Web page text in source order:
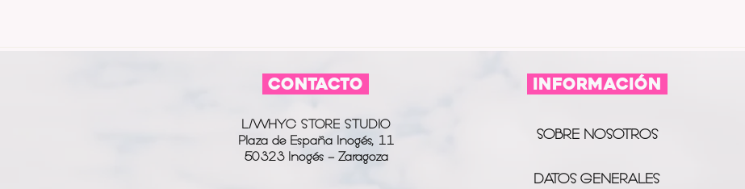
CONTACTO
L/WHYC STORE STUDIO
Plaza de España Inogés, 11
50323 Inogés - Zaragoza
información
SOBRE NOSOTROS
DATOS GENERALES